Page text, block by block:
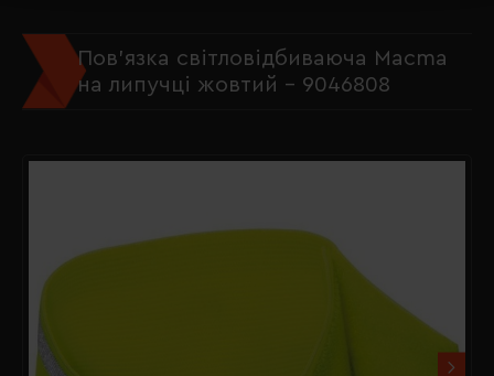
Пов'язка світловідбиваюча Macma
на липучці жовтий - 9046808